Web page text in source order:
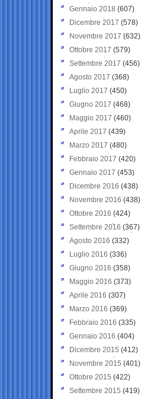
Gennaio 2018 (607)
Dicembre 2017 (578)
Novembre 2017 (632)
Ottobre 2017 (579)
Settembre 2017 (456)
Agosto 2017 (368)
Luglio 2017 (450)
Giugno 2017 (468)
Maggio 2017 (460)
Aprile 2017 (439)
Marzo 2017 (480)
Febbraio 2017 (420)
Gennaio 2017 (453)
Dicembre 2016 (438)
Novembre 2016 (438)
Ottobre 2016 (424)
Settembre 2016 (367)
Agosto 2016 (332)
Luglio 2016 (336)
Giugno 2016 (358)
Maggio 2016 (373)
Aprile 2016 (307)
Marzo 2016 (369)
Febbraio 2016 (335)
Gennaio 2016 (404)
Dicembre 2015 (412)
Novembre 2015 (401)
Ottobre 2015 (422)
Settembre 2015 (419)